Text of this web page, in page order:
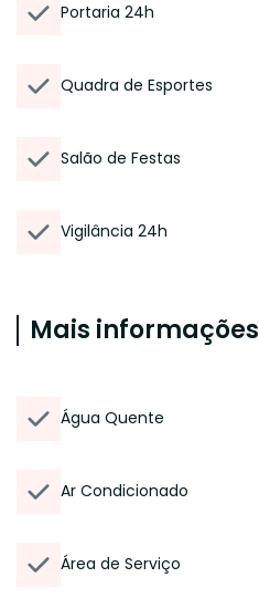
Portaria 24h
Quadra de Esportes
Salão de Festas
Vigilância 24h
Mais informações
Água Quente
Ar Condicionado
Área de Serviço